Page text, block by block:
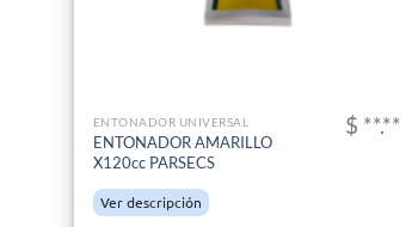
ENTONADOR UNIVERSAL
ENTONADOR AMARILLO
X120cc PARSECS
Ver descripción
$ **.**